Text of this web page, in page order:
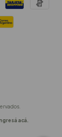
acá.